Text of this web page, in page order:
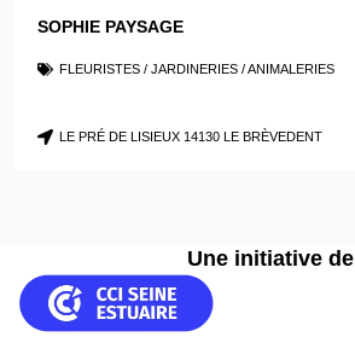
SOPHIE PAYSAGE
FLEURISTES / JARDINERIES / ANIMALERIES
LE PRÉ DE LISIEUX 14130 LE BRÈVEDENT
Une initiative de